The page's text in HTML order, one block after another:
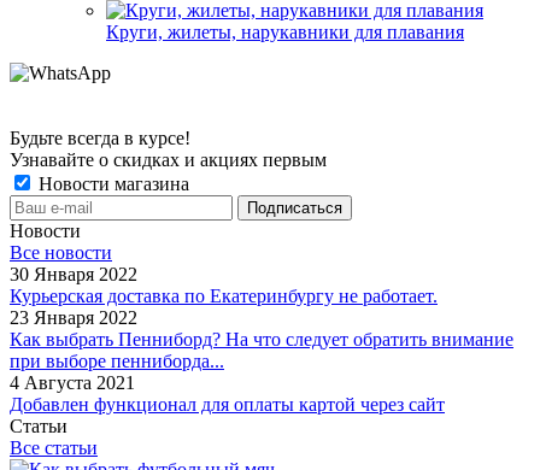
Круги, жилеты, нарукавники для плавания
Будьте всегда в курсе!
Узнавайте о скидках и акциях первым
Новости магазина
Новости
Все новости
30 Января 2022
Курьерская доставка по Екатеринбургу не работает.
23 Января 2022
Как выбрать Пенниборд? На что следует обратить внимание
при выборе пенниборда...
4 Августа 2021
Добавлен функционал для оплаты картой через сайт
Статьи
Все статьи